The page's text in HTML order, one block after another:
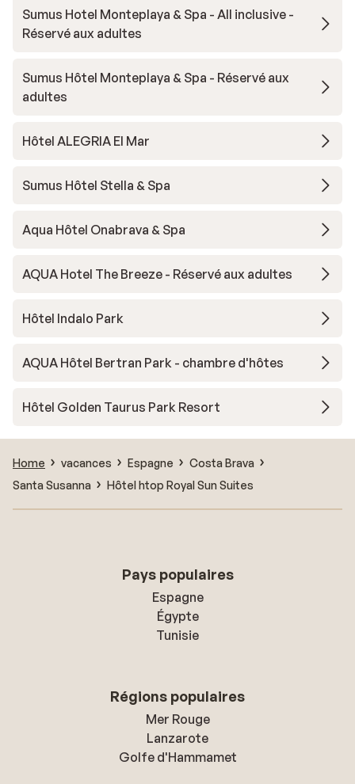
Sumus Hotel Monteplaya & Spa - All inclusive -
Réservé aux adultes
Sumus Hôtel Monteplaya & Spa - Réservé aux
adultes
Hôtel ALEGRIA El Mar
Sumus Hôtel Stella & Spa
Aqua Hôtel Onabrava & Spa
AQUA Hotel The Breeze - Réservé aux adultes
Hôtel Indalo Park
AQUA Hôtel Bertran Park - chambre d'hôtes
Hôtel Golden Taurus Park Resort
Home vacances Espagne
Costa Brava
Santa Susanna
Hôtel htop Royal Sun Suites
Pays populaires
Espagne
Égypte
Tunisie
Régions populaires
Mer Rouge
Lanzarote
Golfe d'Hammamet